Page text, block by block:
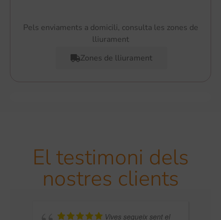
Pels enviaments a domicili, consulta les zones de
lliurament
Zones de lliurament
El testimoni dels
nostres clients
Vives segueix sent el